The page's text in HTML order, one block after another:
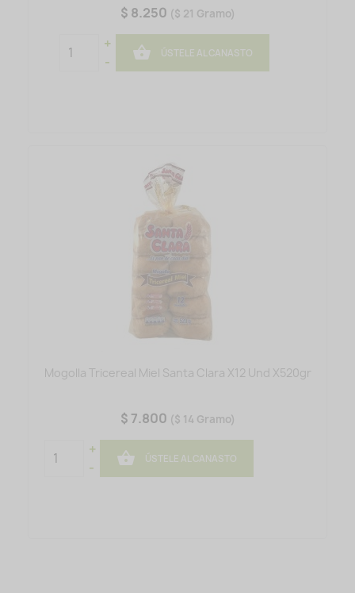
$ 8.250 ($ 21 Gramo)
+
-
 ÚSTELE AL CANASTO
Mogolla Tricereal Miel Santa Clara X12 Und X520gr
$ 7.800 ($ 14 Gramo)
+
-
 ÚSTELE AL CANASTO